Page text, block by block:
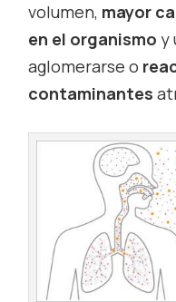
volumen, mayor
en el organismo y
aglomerarse o
contaminantes